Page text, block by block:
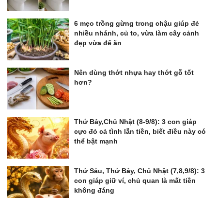
6 mẹo trồng gừng trong chậu giúp đẻ
nhiều nhánh, củ to, vừa làm cây cảnh
đẹp vừa để ăn
Nên dùng thớt nhựa hay thớt gỗ tốt
hơn?
Thứ Bảy,Chủ Nhật (8-9/8): 3 con giáp
cực đỏ cả tình lẫn tiền, biết điều này có
thể bật mạnh
Thứ Sáu, Thứ Bảy, Chủ Nhật (7,8,9/8): 3
con giáp giữ ví, chủ quan là mất tiền
không đáng